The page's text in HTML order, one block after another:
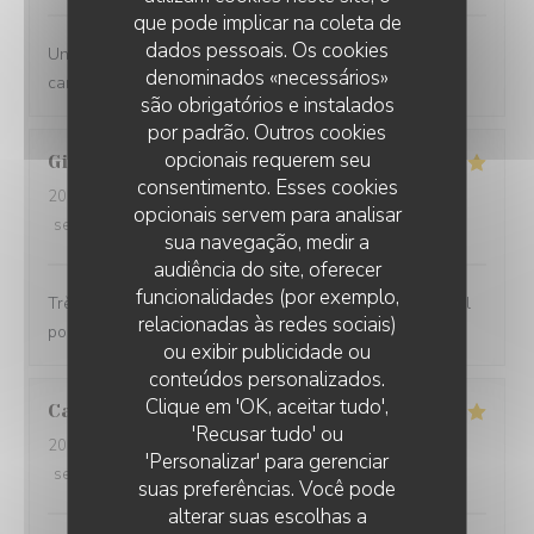
que pode implicar na coleta de
dados pessoais. Os cookies
denominados «necessários»
são obrigatórios e instalados
por padrão. Outros cookies
opcionais requerem seu
consentimento. Esses cookies
opcionais servem para analisar
sua navegação, medir a
audiência do site, oferecer
funcionalidades (por exemplo,
relacionadas às redes sociais)
ou exibir publicidade ou
conteúdos personalizados.
Clique em 'OK, aceitar tudo',
'Recusar tudo' ou
'Personalizar' para gerenciar
suas preferências. Você pode
alterar suas escolhas a
Une belle découverte. Une bonne ambiance, une belle
carte, et une équipe attentive !
Gildas
2025-02-01
- 19:00 - guests 2
service
/5 ambience: 5/5 menu :5/5 quality_price
Très bon resto, un peu de bruit mais rien de plus normal
pour une ambiance de troquet.
Camille
2025-01-23
- 19:30 - guests 3
service
ambience: 5/5 menu :5 /5 quality_price